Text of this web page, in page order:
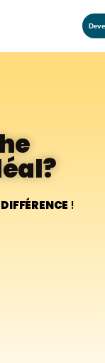
DIFFÉRENCE !